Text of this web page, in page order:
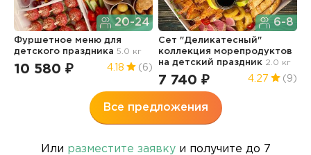
20-24
Фуршетное меню для
детского праздника5.0 кг
10 580 ₽ 4.18 (6)
6-8
Сет "Деликатесный"
коллекция морепродуктов
на детский праздник 2.0 кг
7 740 ₽ 4.27 (9)
Все предложения
Или разместите заявкуи получите до 7